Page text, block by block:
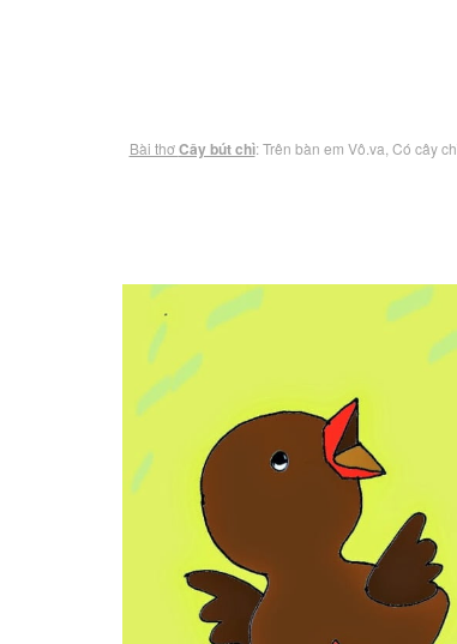
Bài thơCây bút chì: Trên bàn em Vô.va, Có cây